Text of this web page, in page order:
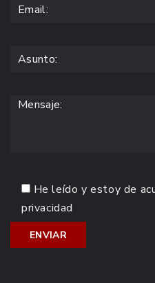
He leído y estoy de
privacidad